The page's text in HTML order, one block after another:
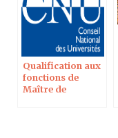
Qualification aux
fonctions de
Maître de